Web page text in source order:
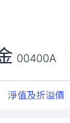
00400A
淨值及折溢價